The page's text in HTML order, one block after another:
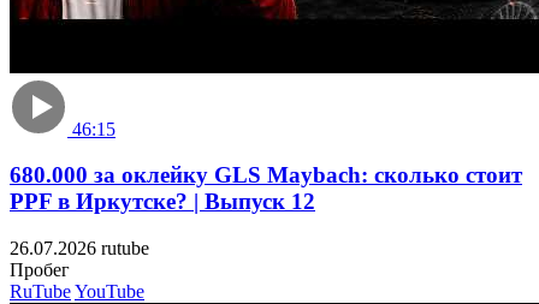
46:15
680.000 за оклейку GLS Maybach: сколько стоит
PPF в Иркутске? | Выпуск 12
26.07.2026 rutube
Пробе
RuTubeYouTube